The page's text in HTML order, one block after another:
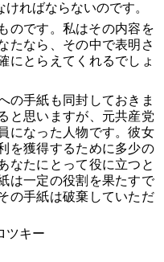
ればならないのです。
のです。私はその内容を
たなら、その中で表明さ
にとらえてくれるでしょ
の手紙も同封しておきま
と思いますが、元共産党
になった人物です。彼女
を獲得するために多少の
なたにとって役に立つと
は一定の役割を果たすで
の手紙は破棄していただ
ツキー